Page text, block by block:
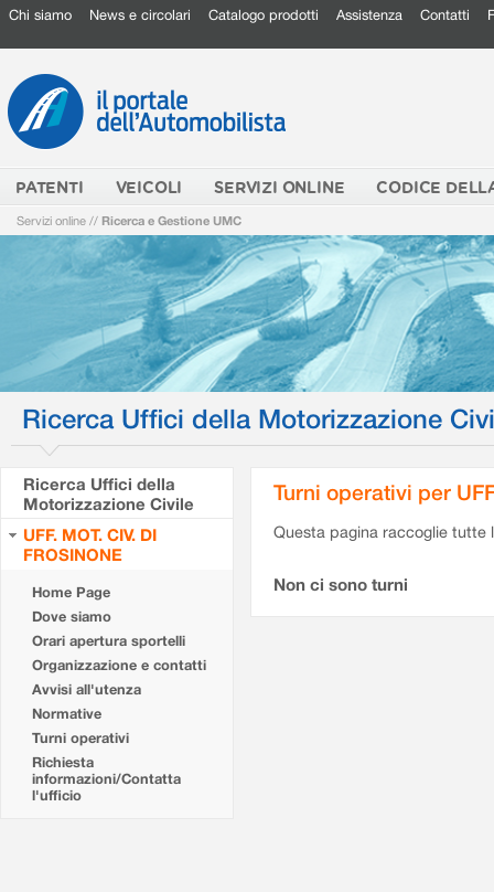
Chi siamo News e circolari Catalogo prodotti Assistenza Contatti
PATENTI VEICOLI SERVIZI ONLINE CODICE
Servizi online // Ricerca e Gestione UMC
Ricerca Uffici della Motorizzazione
Ricerca Uffici della
Motorizzazione Civile
UFF. MOT. CIV. DI
FROSINONE
Home Page
Dove siamo
Orari apertura sportelli
Organizzazione e contatti
Avvisi all'utenza
Normative
Turni operativi
Richiesta
informazioni/Contatta
l'ufficio
Turni operativi per
Questa pagina raccoglie tutte
Non ci sono turni